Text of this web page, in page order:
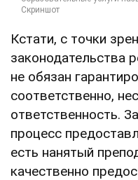
Кстати, с точки
законодательства
не обязан
соответственно,
ответственность.
процесс
есть нанятый
качественно